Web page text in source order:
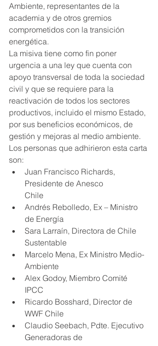
Ambiente, representantes de la
academia y de otros gremios
comprometidos con la transición
energética.
La misiva tiene como fin poner
urgencia a una ley que cuenta con
apoyo transversal de toda la sociedad
civil y que se requiere para la
reactivación de todos los sectores
productivos, incluido el mismo Estado,
por sus beneficios económicos, de
gestión y mejoras al medio ambiente.
Los personas que adhirieron esta carta
son:
Juan Francisco Richards,
Presidente de Anesco
Chile
Andrés Rebolledo, Ex – Ministro
de Energía
Sara Larraín, Directora de Chile
Sustentable
Marcelo Mena, Ex Ministro Medio-
Ambiente
Alex Godoy, Miembro Comité
IPCC
Ricardo Bosshard, Director de
WWF Chile
Claudio Seebach, Pdte. Ejecutivo
Generadoras de